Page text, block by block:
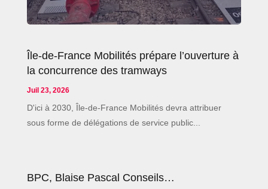
Île-de-France Mobilités prépare l’ouverture à
la concurrence des tramways
Juil 23, 2026
D'ici à 2030, Île-de-France Mobilités devra attribuer
sous forme de délégations de service public...
BPC, Blaise Pascal Conseils…